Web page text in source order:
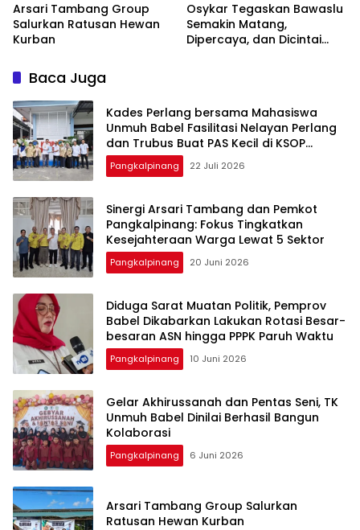
‎Arsari Tambang Group
Salurkan Ratusan Hewan
Kurban
Osykar Tegaskan Bawaslu
Semakin Matang,
Dipercaya, dan Dicintai
Baca Juga
Kades Perlang bersama Mahasiswa
Unmuh Babel Fasilitasi Nelayan Perlang
dan Trubus Buat PAS Kecil di KSOP
Pangkalbalam
Pangkalpinang 22 Juli 2026
‎Sinergi Arsari Tambang dan Pemkot
Pangkalpinang: Fokus Tingkatkan
Pangkalpinang 20 Juni 2026
‎Diduga Sarat Muatan Politik, Pemprov
Babel Dikabarkan Lakukan Rotasi Besar-
Pangkalpinang 10 Juni 2026
‎Gelar Akhirussanah dan Pentas Seni, TK
Unmuh Babel Dinilai Berhasil Bangun
Pangkalpinang 6 Juni 2026
‎Arsari Tambang Group Salurkan
Ratusan Hewan Kurban